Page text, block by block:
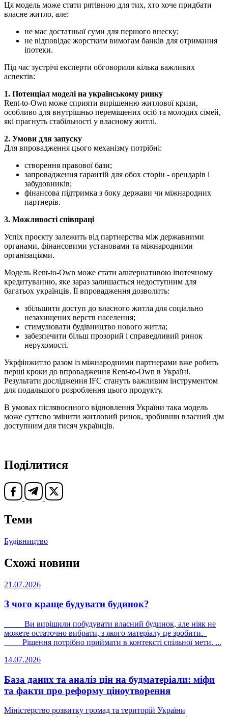
Ця модель може стати рятівною для тих, хто хоче придбати
власне житло, але:
не має достатньої суми для першого внеску;
не відповідає жорстким вимогам банків для отримання
іпотеки.
Під час зустрічі експерти обговорили кілька важливих
аспектів:
1. Потенціал моделі на українському ринку
Rent-to-Own може сприяти вирішенню житлової кризи,
особливо для внутрішньо переміщених осіб та молодих сімей,
які прагнуть стабільності у власному житлі.
2. Умови для запуску
Для впровадження цього механізму потрібні:
створення правової бази;
запровадження гарантій для обох сторін - орендарів і
забудовників;
фінансова підтримка з боку держави чи міжнародних
партнерів.
3. Можливості співпраці
Успіх проєкту залежить від партнерства між державними
органами, фінансовими установами та міжнародними
організаціями.
Модель Rent-to-Own може стати альтернативою іпотечному
кредитуванню, яке зараз залишається недоступним для
багатьох українців. Її впровадження дозволить:
збільшити доступ до власного житла для соціально
незахищених верств населення;
стимулювати будівництво нового житла;
забезпечити більш прозорий і справедливий ринок
нерухомості.
Укрфінжитло разом із міжнародними партнерами вже робить
перші кроки до впровадження Rent-to-Own в Україні.
Результати дослідження IFC стануть важливим інструментом
для подальшого розроблення цього продукту.
В умовах післявоєнного відновлення України така модель
може суттєво змінити житловий ринок, зробивши власний дім
доступним для тисяч українців.
Поділитися
Теми
Будівництво
Схожі новини
21.07.2026
З чого краще будувати будинок?
Ви вирішили побудувати власний будинок, але ніяк не
можете остаточно вибрати, з якого матеріалу це зробити.
Рішення потрібно приймати в контексті спільної мети. ...
14.07.2026
База даних та аналіз цін на будматеріали: міфи
та факти про реформу ціноутворення
Міністерство розвитку громад та територій України